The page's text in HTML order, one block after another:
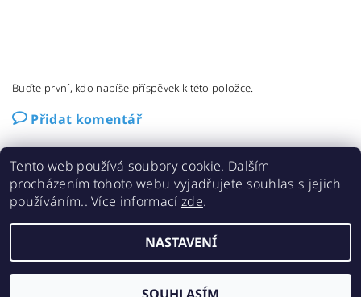
Buďte první, kdo napíše příspěvek k této položce.
Přidat komentář
Kontakty
2026 ©CRA e-shop, všechna práva vyhrazena
Vytvořil Shoptet
Tento web používá soubory cookie. Dalším
procházením tohoto webu vyjadřujete souhlas s jejich
používáním.. Více informací zde.
NASTAVENÍ